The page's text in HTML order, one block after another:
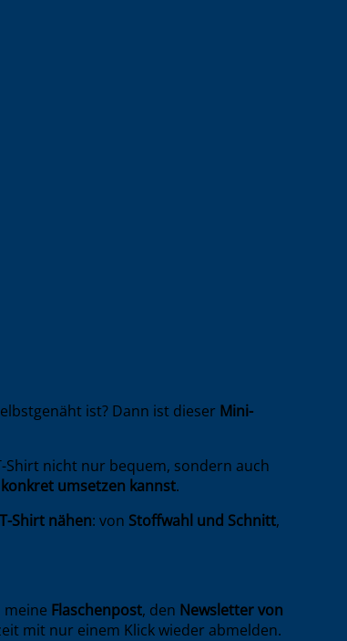
ist? Dann ist dieser Mini-
Shirt nicht nur bequem, sondern auch
umsetzen kannst.
T-Shirt nähen: von Stoffwahl und Schnitt,
meine Flaschenpost, den Newsletter von
mit nur einem Klick wieder abmelden.